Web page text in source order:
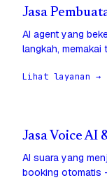
Jasa
AI agent yang
langkah,
Lihat layanan →
Jasa Voice
AI suara yang
booking otomatis